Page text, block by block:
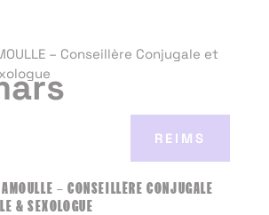
REIMS
– CONSEILLÈRE CONJUGALE
& SEXOLOGUE